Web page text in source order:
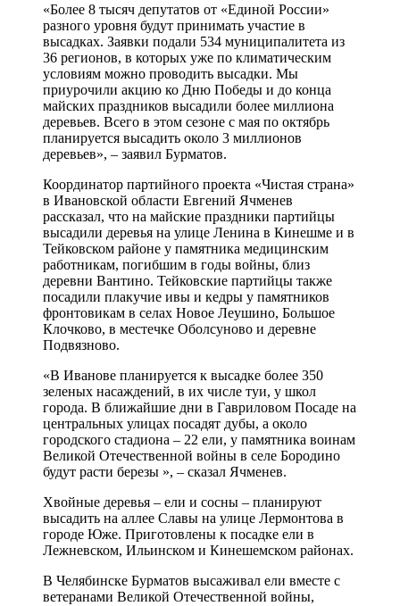
«Более 8 тысяч депутатов от «Единой России»
разного уровня будут принимать участие в
высадках. Заявки подали 534 муниципалитета из
36 регионов, в которых уже по климатическим
условиям можно проводить высадки. Мы
приурочили акцию ко Дню Победы и до конца
майских праздников высадили более миллиона
деревьев. Всего в этом сезоне с мая по октябрь
планируется высадить около 3 миллионов
деревьев», – заявил Бурматов.
Координатор партийного проекта «Чистая страна»
в Ивановской области Евгений Ячменев
рассказал, что на майские праздники партийцы
высадили деревья на улице Ленина в Кинешме и в
Тейковском районе у памятника медицинским
работникам, погибшим в годы войны, близ
деревни Вантино. Тейковские партийцы также
посадили плакучие ивы и кедры у памятников
фронтовикам в селах Новое Леушино, Большое
Клочково, в местечке Оболсуново и деревне
Подвязново.
«В Иванове планируется к высадке более 350
зеленых насаждений, в их числе туи, у школ
города. В ближайшие дни в Гавриловом Посаде на
центральных улицах посадят дубы, а около
городского стадиона – 22 ели, у памятника воинам
Великой Отечественной войны в селе Бородино
будут расти березы », – сказал Ячменев.
Хвойные деревья – ели и сосны – планируют
высадить на аллее Славы на улице Лермонтова в
городе Юже. Приготовлены к посадке ели в
Лежневском, Ильинском и Кинешемском районах.
В Челябинске Бурматов высаживал ели вместе с
ветеранами Великой Отечественной войны,